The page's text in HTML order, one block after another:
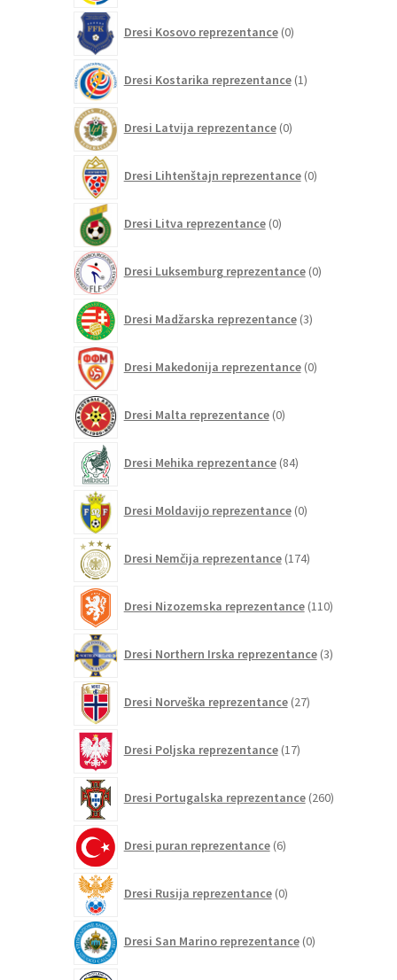
Dresi Kosovo reprezentance 0izdelkov
Dresi Kostarika reprezentance 1izdelek
Dresi Latvija reprezentance 0izdelkov
Dresi Lihtenštajn reprezentance 0izdelkov
Dresi Litva reprezentance 0izdelkov
Dresi Luksemburg reprezentance 0izdelkov
Dresi Madžarska reprezentance 3izdelki
Dresi Makedonija reprezentance 0izdelkov
Dresi Malta reprezentance 0izdelkov
Dresi Mehika reprezentance 84izdelkov
Dresi Moldavijo reprezentance 0izdelkov
Dresi Nemčija reprezentance 174izdelkov
Dresi Nizozemska reprezentance 110izdelkov
Dresi Northern Irska reprezentance 3izdelki
Dresi Norveška reprezentance 27izdelkov
Dresi Poljska reprezentance 17izdelkov
Dresi Portugalska reprezentance 260izdelkov
Dresi puran reprezentance 6izdelkov
Dresi Rusija reprezentance 0izdelkov
Dresi San Marino reprezentance 0izdelkov